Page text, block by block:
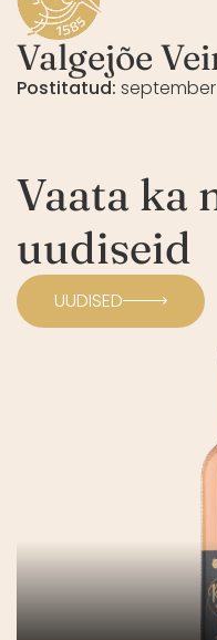
Valgejõe
Postitatud: september
Vaata ka
uudiseid
UUDISED